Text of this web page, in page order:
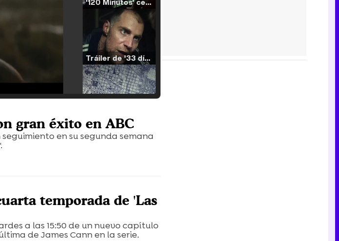
Tráiler de '33 días', la nueva serie de Atresplayer con Julián Villagrán y José Manuel Poga
Canción ganadora de Eurovisión 2026: DARA con "Bangaranga" por Bulgaria
gran éxito en ABC
en su segunda semana
temporada de 'Las
a las 15:50 de un nuevo capítulo
de James Cann en la serie.